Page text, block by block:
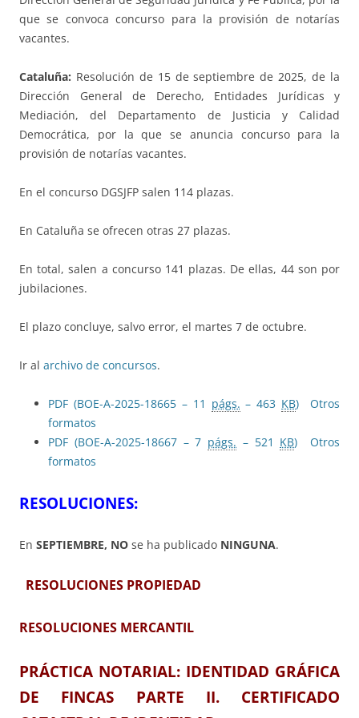
que se convoca concurso para la provisión de notarías
vacantes.
Cataluña: Resolución de 15 de septiembre de 2025, de la
Dirección General de Derecho, Entidades Jurídicas y
Mediación, del Departamento de Justicia y Calidad
Democrática, por la que se anuncia concurso para la
provisión de notarías vacantes.
En el concurso DGSJFP salen 114 plazas.
En Cataluña se ofrecen otras 27 plazas.
En total, salen a concurso 141 plazas. De ellas, 44 son por
jubilaciones.
El plazo concluye, salvo error, el martes 7 de octubre.
Ir al archivo de concursos.
PDF (BOE-A-2025-18665 – 11 págs. – 463 KB)
Otros
formatos
PDF (BOE-A-2025-18667 – 7 págs. – 521 KB)
Otros
formatos
RESOLUCIONES:
En SEPTIEMBRE, NO se ha publicado NINGUNA.
RESOLUCIONES PROPIEDAD
RESOLUCIONES MERCANTIL
PRÁCTICA NOTARIAL: IDENTIDAD GRÁFICA
DE FINCAS PARTE II. CERTIFICADO